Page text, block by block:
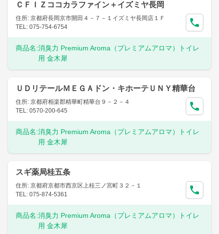
ＣＦＩＺココカラファイン＋イズミヤ長岡
住所: 京都府長岡京市開田４－７－１イズミヤ長岡店１Ｆ
TEL: 075-754-6754
商品名:消臭力 Premium Aroma（プレミアムアロマ）トイレ
用 金木犀
ＵＤリテールＭＥＧＡドン・キホーテＵＮＹ精華台
住所: 京都府相楽郡精華町精華台９－２－４
TEL: 0570-200-645
商品名:消臭力 Premium Aroma（プレミアムアロマ）トイレ
用 金木犀
スギ薬局桂五条
住所: 京都府京都市西京区上桂三ノ宮町３２－１
TEL: 075-874-5361
商品名:消臭力 Premium Aroma（プレミアムアロマ）トイレ
用 金木犀